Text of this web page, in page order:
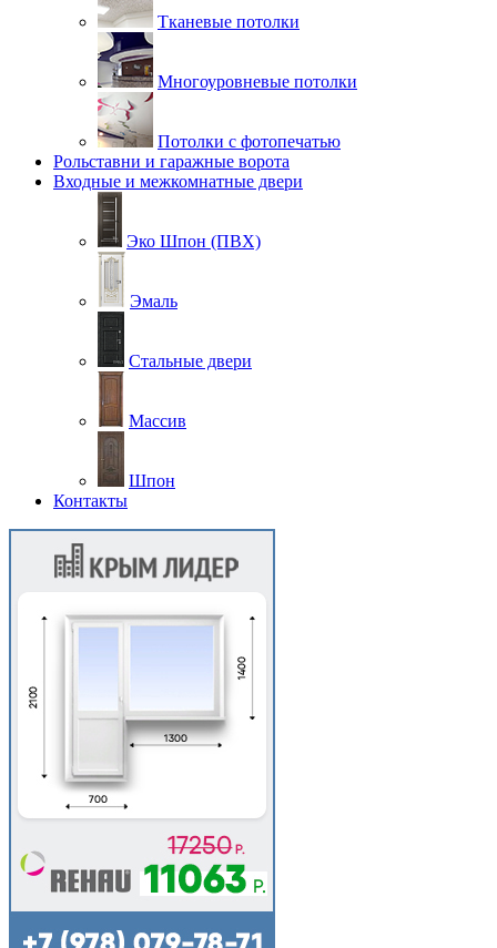
Тканевые потолки
Многоуровневые потолки
Потолки с фотопечатью
Рольставни и гаражные ворота
Входные и межкомнатные двери
Эко Шпон (ПВХ)
Эмаль
Стальные двери
Массив
Шпон
Контакты